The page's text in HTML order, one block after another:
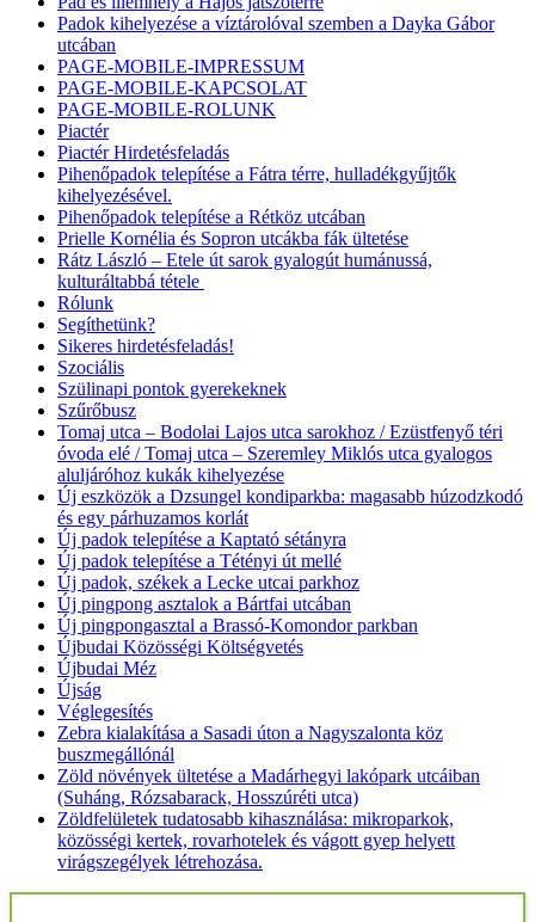
Padok kihelyezése a víztárolóval szemben a Dayka Gábor
utcában
PAGE-MOBILE-IMPRESSUM
PAGE-MOBILE-KAPCSOLAT
PAGE-MOBILE-ROLUNK
Piactér
Piactér Hirdetésfeladás
Pihenőpadok telepítése a Fátra térre, hulladékgyűjtők
kihelyezésével.
Pihenőpadok telepítése a Rétköz utcában
Prielle Kornélia és Sopron utcákba fák ültetése
Rátz László – Etele út sarok gyalogút humánussá,
kulturáltabbá tétele
Rólunk
Segíthetünk?
Sikeres hirdetésfeladás!
Szociális
Szülinapi pontok gyerekeknek
Szűrőbusz
Tomaj utca – Bodolai Lajos utca sarokhoz / Ezüstfenyő téri
óvoda elé / Tomaj utca – Szeremley Miklós utca gyalogos
aluljáróhoz kukák kihelyezése
Új eszközök a Dzsungel kondiparkba: magasabb húzodzkodó
és egy párhuzamos korlát
Új padok telepítése a Kaptató sétányra
Új padok telepítése a Tétényi út mellé
Új padok, székek a Lecke utcai parkhoz
Új pingpong asztalok a Bártfai utcában
Új pingpongasztal a Brassó-Komondor parkban
Újbudai Közösségi Költségvetés
Újbudai Méz
Újság
Véglegesítés
Zebra kialakítása a Sasadi úton a Nagyszalonta köz
buszmegállónál
Zöld növények ültetése a Madárhegyi lakópark utcáiban
(Suháng, Rózsabarack, Hosszúréti utca)
Zöldfelületek tudatosabb kihasználása: mikroparkok,
közösségi kertek, rovarhotelek és vágott gyep helyett
virágszegélyek létrehozása.